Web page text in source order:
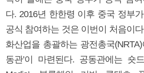
다. 2016년 한한령 이후 중국 정부
공식 참여하는 것은 이번이 처음이
화산업을 총괄하는 광전총국
동관’이 마련된다. 공동관에는 숏